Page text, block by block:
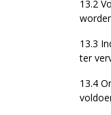
13.2
13.3
ter
13.4